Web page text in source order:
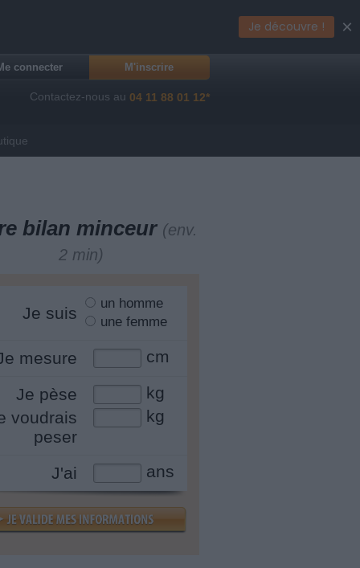
connecter M'inscrire
Contactez-nous au 04 11 88 01 12*
bilan minceur (env.
2 min)
Je suis
un homme
une femme
mesure cm
Je pèse
kg
voudrais
peser
kg
J'ai ans
Je découvre ! ×